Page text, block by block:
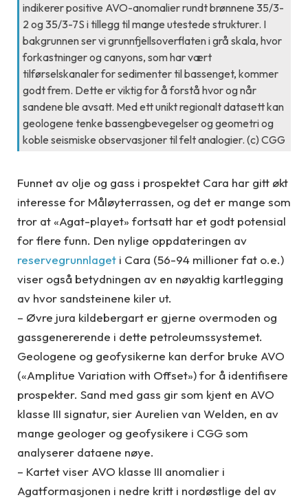
indikerer positive AVO-anomalier rundt brønnene 35/3-
2 og 35/3-7S i tillegg til mange utestede strukturer. I
bakgrunnen ser vi grunnfjellsoverflaten i grå skala, hvor
forkastninger og canyons, som har vært
tilførselskanaler for sedimenter til bassenget, kommer
godt frem. Dette er viktig for å forstå hvor og når
sandene ble avsatt. Med ett unikt regionalt datasett kan
geologene tenke bassengbevegelser og geometri og
koble seismiske observasjoner til felt analogier. (c) CGG
Funnet av olje og gass i prospektet Cara har gitt økt
interesse for Måløyterrassen, og det er mange som
tror at «Agat-playet» fortsatt har et godt potensial
for flere funn. Den nylige oppdateringen av
reservegrunnlaget i Cara (56-94 millioner fat o.e.)
viser også betydningen av en nøyaktig kartlegging
av hvor sandsteinene kiler ut.
– Øvre jura kildebergart er gjerne overmoden og
gassgenererende i dette petroleumssystemet.
Geologene og geofysikerne kan derfor bruke AVO
(«Amplitue Variation with Offset») for å identifisere
prospekter. Sand med gass gir som kjent en AVO
klasse III signatur, sier Aurelien van Welden, en av
mange geologer og geofysikere i CGG som
analyserer dataene nøye.
– Kartet viser AVO klasse III anomalier i
Agatformasjonen i nedre kritt i nordøstlige del av